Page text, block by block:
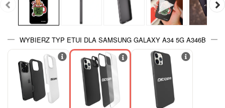
WYBIERZ TYP ETUI DLA SAMSUNG GALAXY A34 5G A346B
-28%